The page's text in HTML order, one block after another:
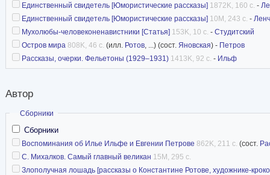
Единственный свидетель [Юмористические рассказы] 1872K, 160 с. -
Единственный свидетель [Юмористические рассказы] 10M, 243 с. - Ленч
Мухолюбы-человеконенавистники [Статья] 153K, 10 с. - Студитский
Остров мира 808K, 46 с. (илл. Ротов, ...) (сост. Яновская) - Петров
Рассказы, очерки. Фельетоны (1929–1931) 1413K, 92 с. - Ильф
Автор
Скрыть
Сборники
Сборники
Воспоминания об Илье Ильфе и Евгении Петрове 862K, 211 с. (сост.
С. Михалков. Самый главный великан 15M, 295 с.
Злополучная лошадь [рассказы о Константине Ротове, художнике-